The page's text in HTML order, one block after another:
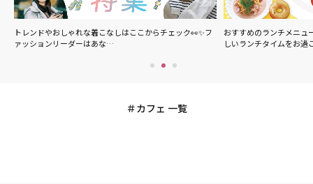
トレンドやおしゃれな着こなしはここからチェック👀✨フ
ァッションリーダーはあな…
おすすめのランチメニュ
しいランチタイムをお
カフェ 一覧